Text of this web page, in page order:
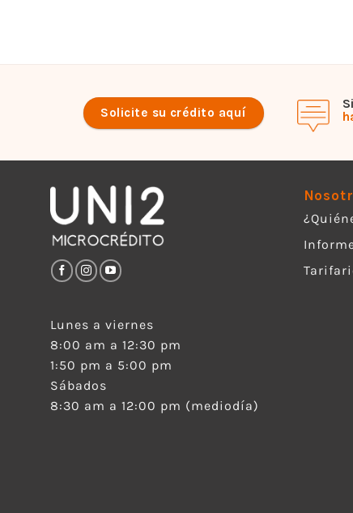
Solicite su crédito aquí
Lunes a viernes
8:00 am a 12:30 pm
1:50 pm a 5:00 pm
Sábados
8:30 am a 12:00 pm (mediodía)